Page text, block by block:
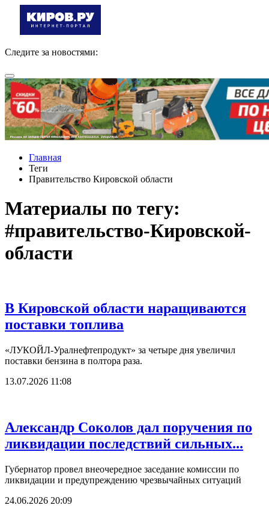
Следите за новостями:
Главная
Теги
Правительство Кировской области
Материалы по тегу:
#правительство-Кировской-
области
В Кировской области наращиваются
поставки топлива
«ЛУКОЙЛ-Уралнефтепродукт» за четыре дня увеличил
поставки бензина в полтора раза.
13.07.2026 11:08
Александр Соколов дал поручения по
ликвидации последствий сильных...
Губернатор провел внеочередное заседание комиссии по
ликвидации и предупреждению чрезвычайных ситуаций
24.06.2026 20:09